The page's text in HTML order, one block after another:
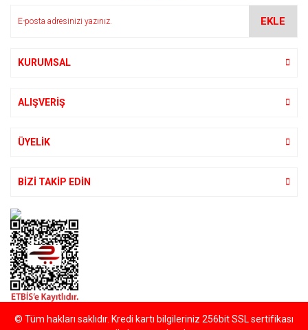
EKLE
KURUMSAL
ALIŞVERİŞ
ÜYELİK
BİZİ TAKİP EDİN
© Tüm hakları saklıdır. Kredi kartı bilgileriniz 256bit SSL sertifikası